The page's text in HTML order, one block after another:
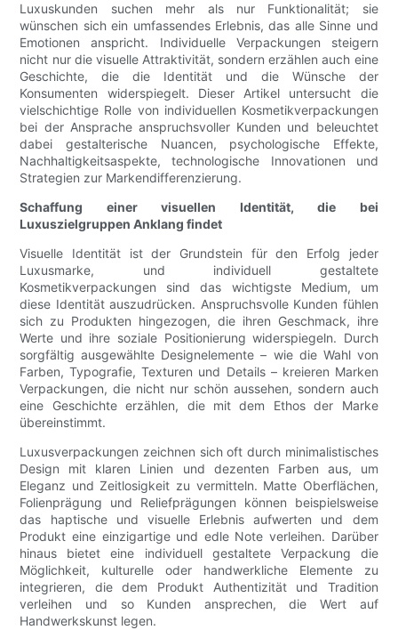
Luxuskunden suchen mehr als nur Funktionalität; sie
wünschen sich ein umfassendes Erlebnis, das alle Sinne und
Emotionen anspricht. Individuelle Verpackungen steigern
nicht nur die visuelle Attraktivität, sondern erzählen auch eine
Geschichte, die die Identität und die Wünsche der
Konsumenten widerspiegelt. Dieser Artikel untersucht die
vielschichtige Rolle von individuellen Kosmetikverpackungen
bei der Ansprache anspruchsvoller Kunden und beleuchtet
dabei gestalterische Nuancen, psychologische Effekte,
Nachhaltigkeitsaspekte, technologische Innovationen und
Strategien zur Markendifferenzierung.
Schaffung einer visuellen Identität, die bei
Luxuszielgruppen Anklang findet
Visuelle Identität ist der Grundstein für den Erfolg jeder
Luxusmarke, und individuell gestaltete
Kosmetikverpackungen sind das wichtigste Medium, um
diese Identität auszudrücken. Anspruchsvolle Kunden fühlen
sich zu Produkten hingezogen, die ihren Geschmack, ihre
Werte und ihre soziale Positionierung widerspiegeln. Durch
sorgfältig ausgewählte Designelemente – wie die Wahl von
Farben, Typografie, Texturen und Details – kreieren Marken
Verpackungen, die nicht nur schön aussehen, sondern auch
eine Geschichte erzählen, die mit dem Ethos der Marke
übereinstimmt.
Luxusverpackungen zeichnen sich oft durch minimalistisches
Design mit klaren Linien und dezenten Farben aus, um
Eleganz und Zeitlosigkeit zu vermitteln. Matte Oberflächen,
Folienprägung und Reliefprägungen können beispielsweise
das haptische und visuelle Erlebnis aufwerten und dem
Produkt eine einzigartige und edle Note verleihen. Darüber
hinaus bietet eine individuell gestaltete Verpackung die
Möglichkeit, kulturelle oder handwerkliche Elemente zu
integrieren, die dem Produkt Authentizität und Tradition
verleihen und so Kunden ansprechen, die Wert auf
Handwerkskunst legen.